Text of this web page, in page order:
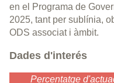
en el Programa de
2025, tant per sublínia,
ODS associat i àmbit.
Dades d'interés
Percentatge